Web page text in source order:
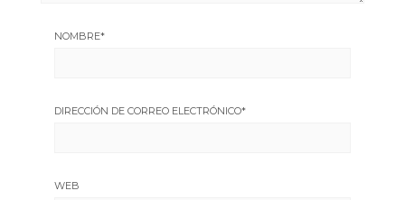
NOMBRE*
DIRECCIÓN DE CORREO ELECTRÓNICO*
WEB